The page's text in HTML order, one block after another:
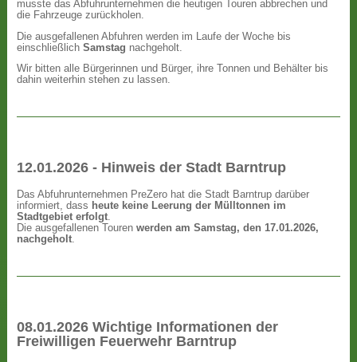
musste das Abfuhrunternehmen die heutigen Touren abbrechen und
die Fahrzeuge zurückholen.
Die ausgefallenen Abfuhren werden im Laufe der Woche bis
einschließlichSamstag nachgeholt.
Wir bitten alle Bürgerinnen und Bürger, ihre Tonnen und Behälter bis
dahin weiterhin stehen zu lassen.
12.01.2026 - Hinweis der Stadt Barntrup
Das Abfuhrunternehmen PreZero hat die Stadt Barntrup darüber
informiert, dass heute keine Leerung der Mülltonnen im
Stadtgebiet erfolgt.
Die ausgefallenen Tourenwerden am Samstag, den 17.01.2026,
nachgeholt.
08.01.2026 Wichtige Informationen der
Freiwilligen Feuerwehr Barntrup